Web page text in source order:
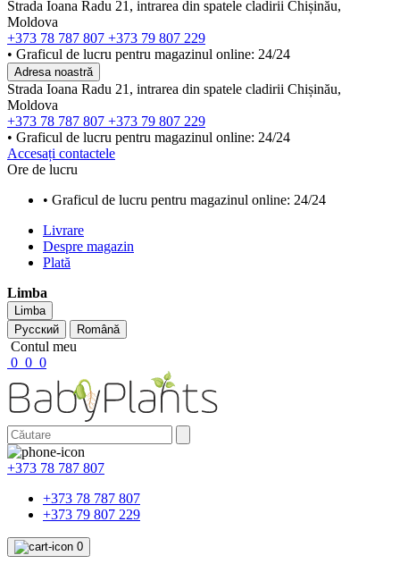
Strada Ioana Radu 21, intrarea din spatele cladirii Chișinău,
Moldova
+373 78 787 807 +373 79 807 229
• Graficul de lucru pentru magazinul online: 24/24
Adresa noastră
Strada Ioana Radu 21, intrarea din spatele cladirii Chișinău,
Moldova
+373 78 787 807 +373 79 807 229
• Graficul de lucru pentru magazinul online: 24/24
Accesați contactele
Ore de lucru
• Graficul de lucru pentru magazinul online: 24/24
Livrare
Despre magazin
Plată
Limba
Limba
Русский
Română
Contul meu
0 0 0
+373 78 787 807
+373 78 787 807
+373 79 807 229
0